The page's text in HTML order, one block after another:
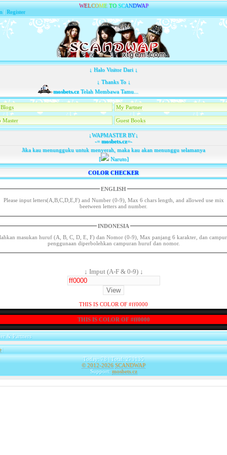
WELCOME TO SCANDWAP
|Register
↓ Halo Visitor Dari ↓
↓ Thanks To ↓
mosbets.czTelah Membawa Tamu...
My Partner
Master Guest Books
↓WAPMASTER BY↓
-=mosbets.cz=-
Jika kau menungguku untuk menyerah, maka kau akan menunggu selamanya
[
Naruto]
COLOR CHECKER
ENGLISH
Please input letters(A,B,C,D,E,F) and Number (0-9), Max 6 chars length, and allowed use mix
beetween letters and number.
INDONESIA
masukan huruf (A, B, C, D, E, F) dan Nomor (0-9), Max panjang 6 karakter, dan
penggunaan diperbolehkan campuran huruf dan nomor.
↓ Imput (A-F & 0-9) ↓
THIS IS COLOR OF #ff0000
THIS IS COLOR OF #ff0000
& Partners
|
Today: 78 | Total: 279135
© 2012-2026 SCANDWAP
Support: mosbets.cz